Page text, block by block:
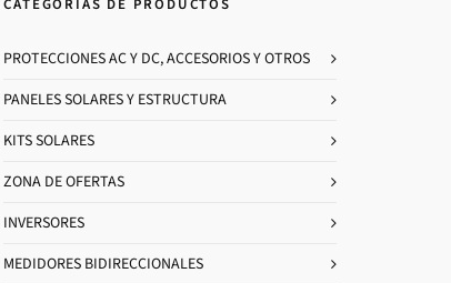
CATEGORÍAS DE PRODUCTOS
PROTECCIONES AC Y DC, ACCESORIOS Y OTROS
PANELES SOLARES Y ESTRUCTURA
KITS SOLARES
ZONA DE OFERTAS
INVERSORES
MEDIDORES BIDIRECCIONALES